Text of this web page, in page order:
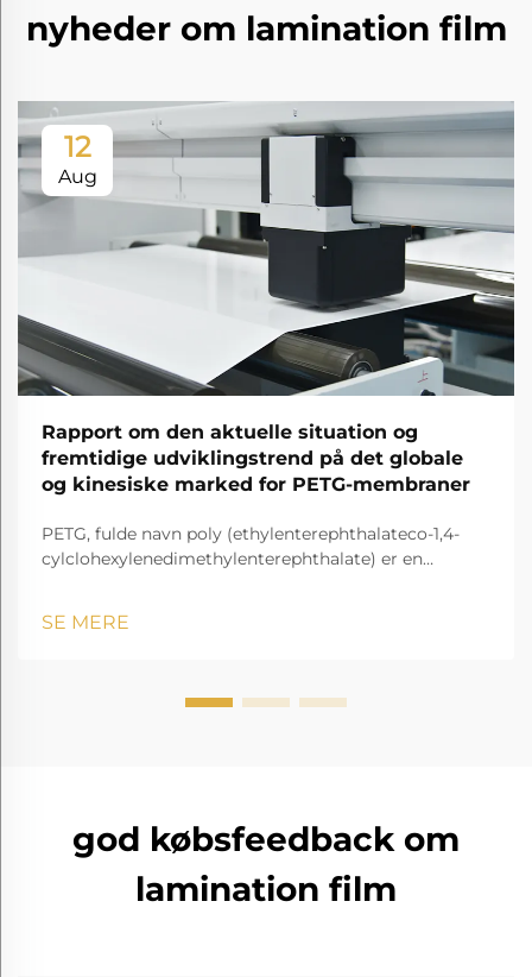
nyheder om lamination film
12
Aug
Rapport om den aktuelle situation og
fremtidige udviklingstrend på det globale
og kinesiske marked for PETG-membraner
PETG, fulde navn poly (ethylenterephthalateco-1,4-
cylclohexylenedimethylenterephthalate) er en
SE MERE
god købsfeedback om
lamination film